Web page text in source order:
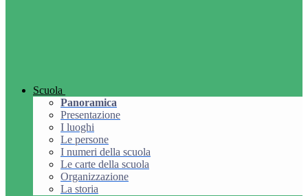
Scuola
Panoramica
Presentazione
I luoghi
Le persone
I numeri della scuola
Le carte della scuola
Organizzazione
La storia